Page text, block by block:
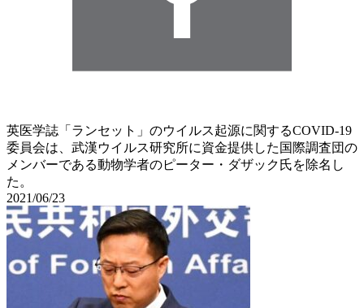
英医学誌「ランセット」のウイルス起源に関するCOVID-19
委員会は、武漢ウイルス研究所に資金提供した国際調査団の
メンバーである動物学者のピーター・ダザック氏を除名し
た。
2021/06/23